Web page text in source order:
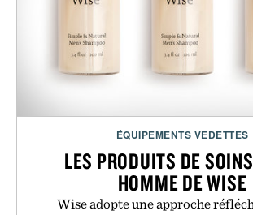
ÉQUIPEMENTS VEDETTES
LES PRODUITS DE
HOMME DE WISE
Wise adopte une approche